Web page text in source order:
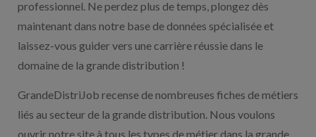
professionnel. Ne perdez plus de temps, plongez dès
maintenant dans notre base de données spécialisée et
laissez-vous guider vers une carrière réussie dans le
domaine de la grande distribution !
GrandeDistriJob recense de nombreuses fiches de métiers
liés au secteur de la grande distribution. Nous voulons
ouvrir notre site à tous les types de métier dans la grande